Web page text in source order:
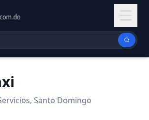
Santo Domingo